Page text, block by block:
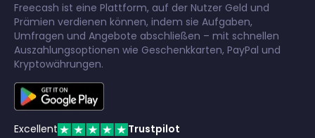
Freecash ist eine Plattform, auf der Nutzer Geld und
Prämien verdienen können, indem sie Aufgaben,
Umfragen und Angebote abschließen – mit schnellen
Auszahlungsoptionen wie Geschenkkarten, PayPal und
Kryptowährungen.
Excellent Trustpilot